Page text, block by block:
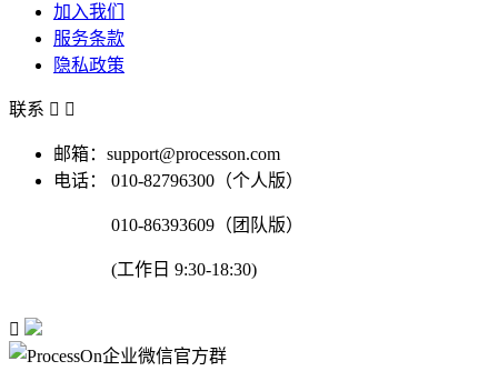
加入我们
服务条款
隐私政策
联系  
邮箱：support@processon.com
电话：
010-82796300（个人版）
010-86393609（团队版）
(工作日 9:30-18:30)
